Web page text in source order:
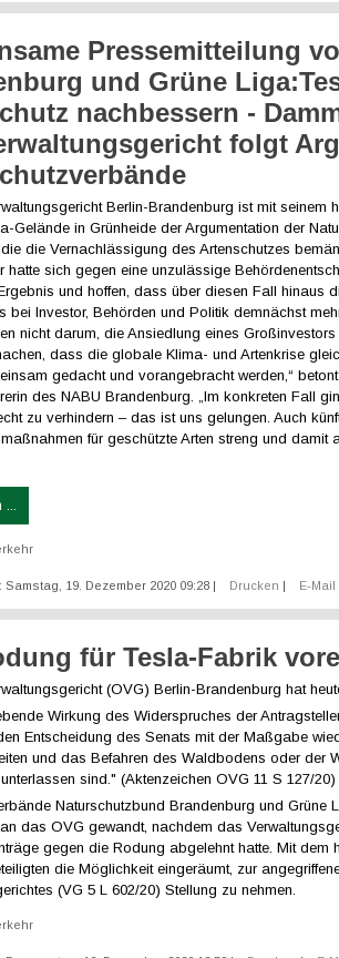
Pressemitteilung
und Grüne
nachbessern -
folgt
Berlin-Brandenburg ist mit seinem
Gelände in Grünheide der Argumentation der
die Vernachlässigung des Artenschutzes
hatte sich gegen eine unzulässige
und hoffen, dass über diesen Fall hinaus
bei Investor, Behörden und Politik demnächst
nicht darum, die Ansiedlung eines
dass die globale Klima- und Artenkrise
gedacht und vorangebracht werden,“
des NABU Brandenburg. „Im konkreten Fall
zu verhindern – das ist uns gelungen. Auch
für geschützte Arten streng und damit
...
Samstag, 19. Dezember 2020 09:28 | Drucken | E-Mail
für Tesla-Fabrik
(OVG) Berlin-Brandenburg hat
Wirkung des Widerspruches der
Entscheidung des Senats mit der Maßgabe
und das Befahren des Waldbodens oder der
sind." (Aktenzeichen OVG 11 S 127/20)
Naturschutzbund Brandenburg und Grüne
das OVG gewandt, nachdem das
gegen die Rodung abgelehnt hatte. Mit dem
die Möglichkeit eingeräumt, zur
(VG 5 L 602/20) Stellung zu nehmen.